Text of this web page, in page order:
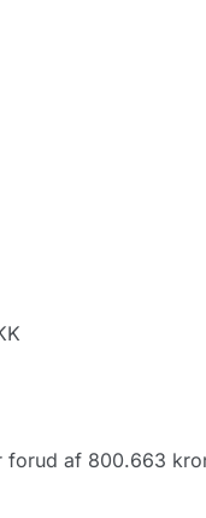
af 800.663